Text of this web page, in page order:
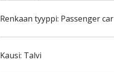
Renkaan tyyppi: Passenger car
Kausi: Talvi